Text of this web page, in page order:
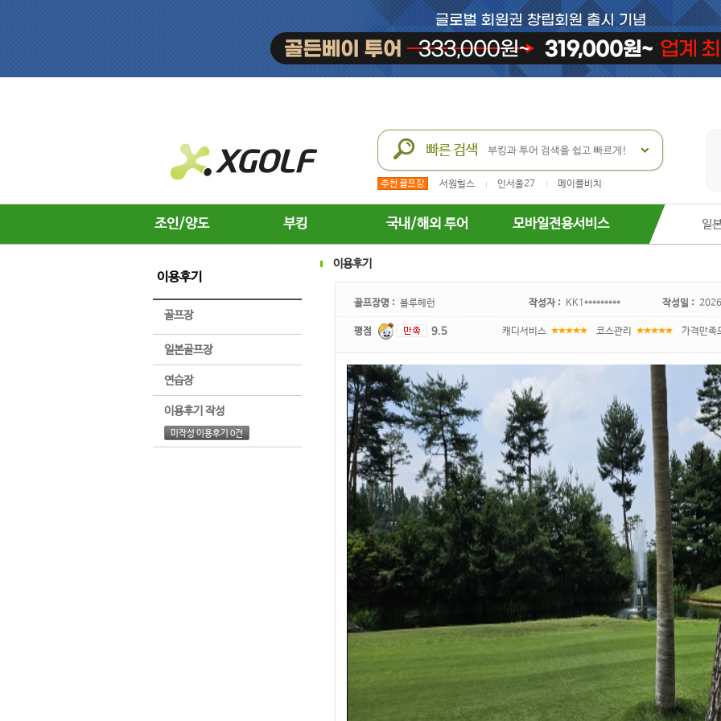
서원힐스 인서울27 메이플비치
조인/양도 부킹 국내/해외 투어 모바일전용서비스 일
이용후기
골프장
일본골프장
연습장
이용후기 작성
미작성 이용후기 0건
이용후기
골프장명 : 블루헤런 작성자 : KK1********* 작성일 :
평점 9.5 캐디서비스 코스관리 가격만족